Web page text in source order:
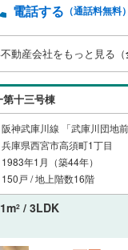
でのお越しも大歓迎です
万円台の新築戸建や
め多数物件を取り扱って
きれない物件もご紹介
い。弊社ホームページへ
電話する （通話料無料）
動産会社をもっと見る（
十三号棟
阪神武庫川線 「武庫川団地
兵庫県西宮市高須町1丁目
1983年1月（築44年）
150戸 / 地上階数16階
2 / 3LDK